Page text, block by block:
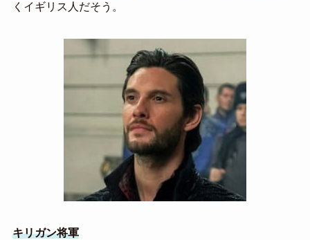
くイギリス人だそう。
キリガン将軍